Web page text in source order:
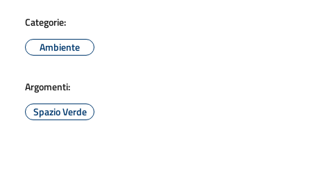
Categorie:
Ambiente
Argomenti:
Spazio Verde